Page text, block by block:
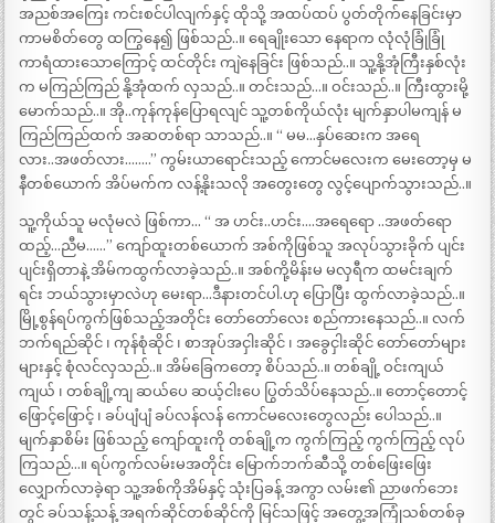
အညစ်အကြေး ကင်းစင်ပါလျက်နှင့် ထိုသို့ အထပ်ထပ် ပွတ်တိုက်နေခြင်းမှာ
ကာမစိတ်တွေ ထကြွနေ၍ ဖြစ်သည်..။ ရေချိုးသော နေရာက လုံလုံခြုံခြုံ
ကာရံထားသောကြောင့် ထင်တိုင်း ကျဲနေခြင်း ဖြစ်သည်..။ သူ့နို့အုံကြီးနှစ်လုံး
က မကြည်ကြည် နို့အုံထက် လှသည်..။ တင်းသည်…။ ဝင်းသည်..။ ကြီးထွားမို့
မောက်သည်..။ အို..ကုန်ကုန်ပြောရလျင် သူ့တစ်ကိုယ်လုံး မျက်နှာပါမကျန် မ
ကြည်ကြည်ထက် အဆတစ်ရာ သာသည်..။ “ မမ…နှပ်ဆေးက အရေ
လား..အဖတ်လား……..” ကွမ်းယာရောင်းသည့် ကောင်မလေးက မေးတော့မှ မ
နီတစ်ယောက် အိပ်မက်က လန့်နိုးသလို အတွေးတွေ လွင့်ပျောက်သွားသည်..။
သူ့ကိုယ်သူ မလုံမလဲ ဖြစ်ကာ… “ အ ဟင်း..ဟင်း….အရေရော ..အဖတ်ရော
ထည့်…ညီမ……” ကျော်ထူးတစ်ယောက် အစ်ကိုဖြစ်သူ အလုပ်သွားခိုက် ပျင်း
ပျင်းရှိတာနဲ့ အိမ်ကထွက်လာခဲ့သည်..။ အစ်ကို့မိန်းမ မလှရီက ထမင်းချက်
ရင်း ဘယ်သွားမှာလဲဟု မေးရာ…ဒီနားတင်ပါ.ဟု ပြောပြီး ထွက်လာခဲ့သည်..။
မြို့စွန်ရပ်ကွက်ဖြစ်သည့်အတိုင်း တော်တော်လေး စည်ကားနေသည်..။ လက်
ဘက်ရည်ဆိုင် ၊ ကုန်စုံဆိုင် ၊ စာအုပ်အငှါးဆိုင် ၊ အခွေငှါးဆိုင် တော်တော်များ
များနှင့် စုံလင်လှသည်..။ အိမ်ခြေကတော့ စိပ်သည်..။ တစ်ချို့ ဝင်းကျယ်
ကျယ် ၊ တစ်ချို့ကျ ဆယ်ပေ ဆယ့်ငါးပေ ပြွတ်သိပ်နေသည်..။ တောင့်တောင့်
ဖြောင့်ဖြောင့် ၊ ခပ်ပျံပျံ ခပ်လန်လန် ကောင်မလေးတွေလည်း ပေါသည်..။
မျက်နှာစိမ်း ဖြစ်သည့် ကျော်ထူးကို တစ်ချို့က ကွက်ကြည့် ကွက်ကြည့် လုပ်
ကြသည်…။ ရပ်ကွက်လမ်းမအတိုင်း မြောက်ဘက်ဆီသို့ တစ်ဖြေးဖြေး
လျှောက်လာခဲ့ရာ သူ့အစ်ကိုအိမ်နှင့် သုံးပြခန့် အကွာ လမ်း၏ ညာဖက်ဘေး
တွင် ခပ်သန့်သန့် အရက်ဆိုင်တစ်ဆိုင်ကို မြင်သဖြင့် အတွေ့အကြုံသစ်တစ်ခု